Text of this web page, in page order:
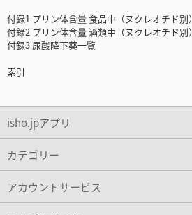
付録1 プリン体含量 食品中（ヌクレオチド別）
付録2 プリン体含量 酒類中（ヌクレオチド別）
付録3 尿酸降下薬一覧
索引
isho.jpアプリ
カテゴリー
アカウントサービス